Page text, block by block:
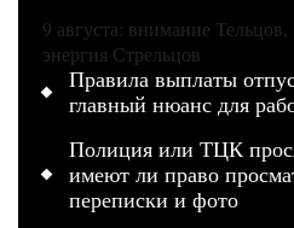
9 августа: внимание
энергия Стрельцов
Правила выплаты
главный нюанс для
Полиция или ТЦК
имеют ли право
переписки и фото